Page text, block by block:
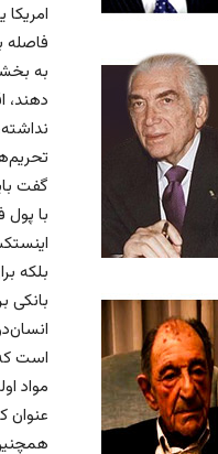
فاصله
به
دهند،
گفت
با
بلکه
بانکی
است
مواد
عنوان